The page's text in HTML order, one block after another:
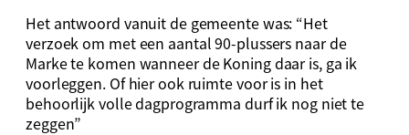
Het antwoord vanuit de gemeente was: “Het
verzoek om met een aantal 90-plussers naar de
Marke te komen wanneer de Koning daar is, ga ik
voorleggen. Of hier ook ruimte voor is in het
behoorlijk volle dagprogramma durf ik nog niet te
zeggen”